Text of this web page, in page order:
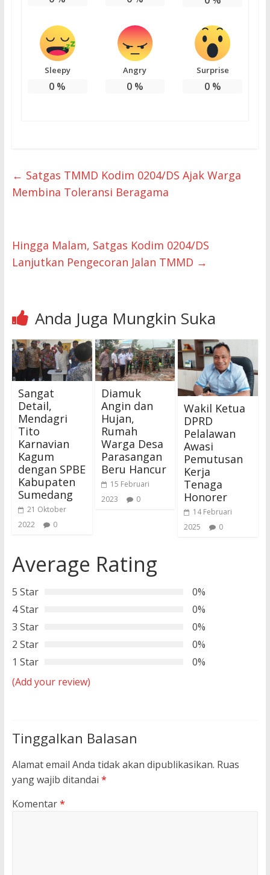
Sleepy
0 %
Angry
0%
Surprise
0%
← Satgas TMMD Kodim 0204/DS Ajak Warga
Membina Toleransi Beragama
Hingga Malam, Satgas Kodim 0204/DS
Lanjutkan Pengecoran Jalan TMMD →
Anda Juga Mungkin Suka
Sangat
Detail,
Mendagri
Tito
Karnavian
Kagum
dengan SPBE
Kabupaten
Sumedang
21 Oktober
2022
0
Diamuk
Angin dan
Hujan,
Rumah
Warga Desa
Parasangan
Beru Hancur
15 Februari
2023
0
Wakil Ketua
DPRD
Pelalawan
Awasi
Pemutusan
Kerja
Tenaga
Honorer
14 Februari
2025
0
Average Rating
5 Star
0%
4 Star
0%
3 Star
0%
2 Star
0%
1 Star
0%
(Add your review)
Tinggalkan Balasan
Alamat email Anda tidak akan dipublikasikan. Ruas
yang wajib ditandai *
Komentar*